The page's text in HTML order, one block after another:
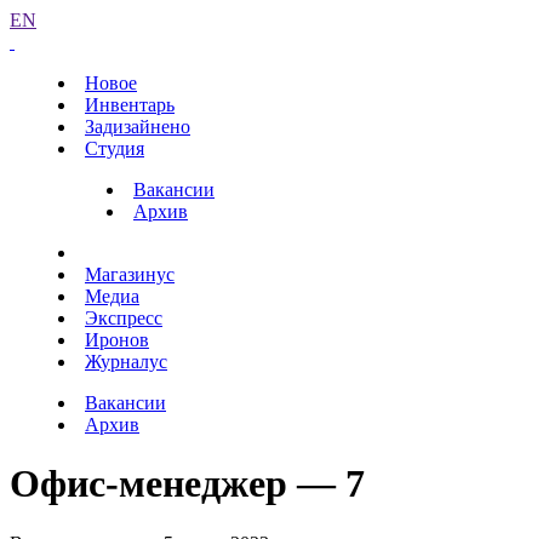
EN
Новое
Инвентарь
Задизайнено
Студия
Вакансии
Архив
Магазинус
Медиа
Экспресс
Иронов
Журналус
Вакансии
Архив
Офис-менеджер — 7